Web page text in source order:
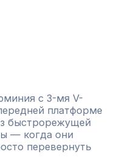
с 3-мя V-
платформе
быстрорежущей
— когда они
перевернуть